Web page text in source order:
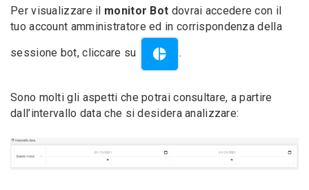
Per visualizzare il monitor Bot dovrai accedere con il
tuo account amministratore ed in corrispondenza della
sessione bot, cliccare su .
Sono molti gli aspetti che potrai consultare, a partire
dall’intervallo data che si desidera analizzare: